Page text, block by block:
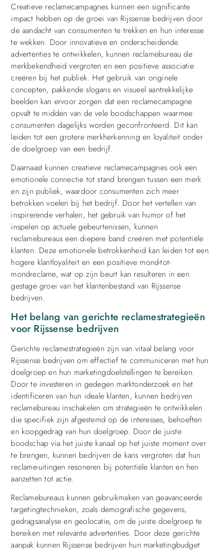
Creatieve reclamecampagnes kunnen een significante
impact hebben op de groei van Rijssense bedrijven door
de aandacht van consumenten te trekken en hun interesse
te wekken. Door innovatieve en onderscheidende
advertenties te ontwikkelen, kunnen reclamebureau de
merkbekendheid vergroten en een positieve associatie
creëren bij het publiek. Het gebruik van originele
concepten, pakkende slogans en visueel aantrekkelijke
beelden kan ervoor zorgen dat een reclamecampagne
opvalt te midden van de vele boodschappen waarmee
consumenten dagelijks worden geconfronteerd. Dit kan
leiden tot een grotere merkherkenning en loyaliteit onder
de doelgroep van een bedrijf.
Daarnaast kunnen creatieve reclamecampagnes ook een
emotionele connectie tot stand brengen tussen een merk
en zijn publiek, waardoor consumenten zich meer
betrokken voelen bij het bedrijf. Door het vertellen van
inspirerende verhalen, het gebruik van humor of het
inspelen op actuele gebeurtenissen, kunnen
reclamebureaus een diepere band creëren met potentiële
klanten. Deze emotionele betrokkenheid kan leiden tot een
hogere klantloyaliteit en een positieve mond-tot-
mondreclame, wat op zijn beurt kan resulteren in een
gestage groei van het klantenbestand van Rijssense
bedrijven.
Het belang van gerichte reclamestrategieën
voor Rijssense bedrijven
Gerichte reclamestrategieën zijn van vitaal belang voor
Rijssense bedrijven om effectief te communiceren met hun
doelgroep en hun marketingdoelstellingen te bereiken.
Door te investeren in gedegen marktonderzoek en het
identificeren van hun ideale klanten, kunnen bedrijven
reclamebureau inschakelen om strategieën te ontwikkelen
die specifiek zijn afgestemd op de interesses, behoeften
en koopgedrag van hun doelgroep. Door de juiste
boodschap via het juiste kanaal op het juiste moment over
te brengen, kunnen bedrijven de kans vergroten dat hun
reclame-uitingen resoneren bij potentiële klanten en hen
aanzetten tot actie.
Reclamebureaus kunnen gebruikmaken van geavanceerde
targetingtechnieken, zoals demografische gegevens,
gedragsanalyse en geolocatie, om de juiste doelgroep te
bereiken met relevante advertenties. Door deze gerichte
aanpak kunnen Rijssense bedrijven hun marketingbudget